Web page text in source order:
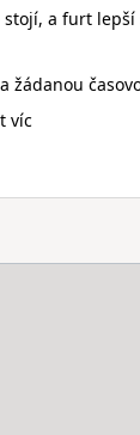
a furt
žádanou
víc